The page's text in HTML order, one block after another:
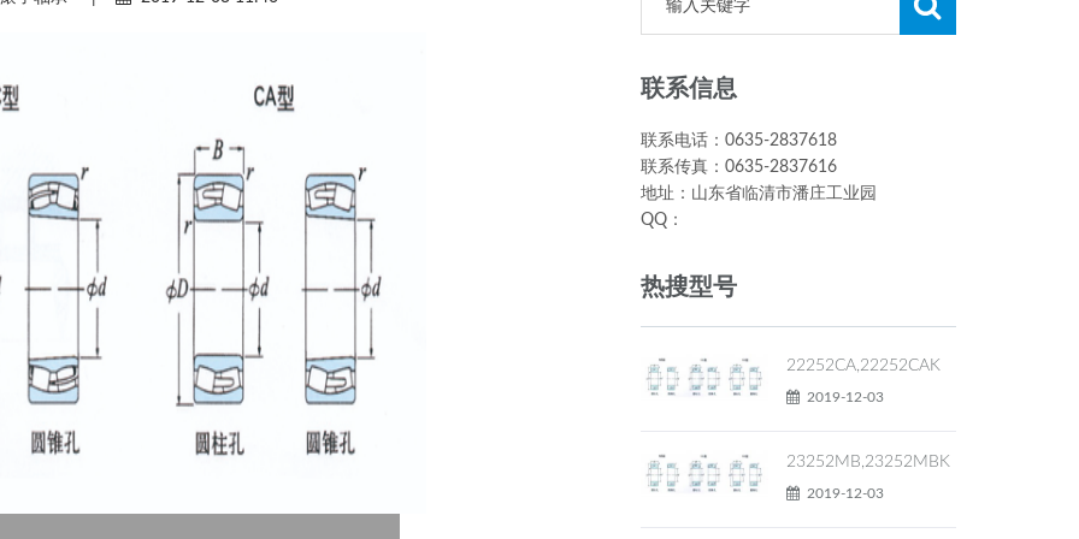
联系信息
联系电话：0635-2837618
联系传真：0635-2837616
地址：山东省临清市潘庄工业园
QQ：
热搜型号
22252CA,22252CAK
2019-12-03
23252MB,23252MBK
2019-12-03